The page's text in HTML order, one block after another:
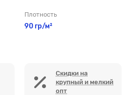
Плотность
90 гр/м²
Скидки на
крупный и мелкий
опт